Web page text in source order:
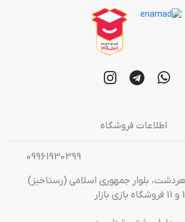
اطلاعات فروشگاه
09961930399
فاز 3 گوهردشت، بلوار جمهوری اسلامی (رستاخیز)